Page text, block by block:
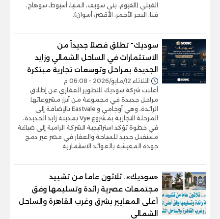
القبلي (الفيوم، بني سويف، المنيا، أسيوط، سوهاج،
قنا، البحر الأحمر، الأقصر، أسوان).
سوديك" تطلق فصلاً جديداً من
الاستثمارات في الساحل الشمالي وزايد
الجديدة بمراحل وتوسعات تجارية مبتكرة
الثلاثاء 12/مايو/2026 - 06:08 م
أعلنت شركة سوديك للتطوير العقاري عن إطلاق
مراحل جديدة في مجموعة من أبرز مشروعاتها
الرائدة، وهي أوجامي و Eastvale بالإضافة إلى
المرحلة التجارية بمشروع Vye بمدينة زايد الجديدة،
في خطوة تؤكد استراتيجية الشركة الرامية إلى صياغة
مستقبل جديد للسياحة والعقار في مصر عبر دمج
جودة المعيشة بالعوائد الاستثمارية
«سوديك».. ثلاثون عاما من تشييد
مجتمعات عصرية رائدة وتسليمها وفق
أعلى المعايير بشرق وغرب القاهرة والساحل
الشمالى